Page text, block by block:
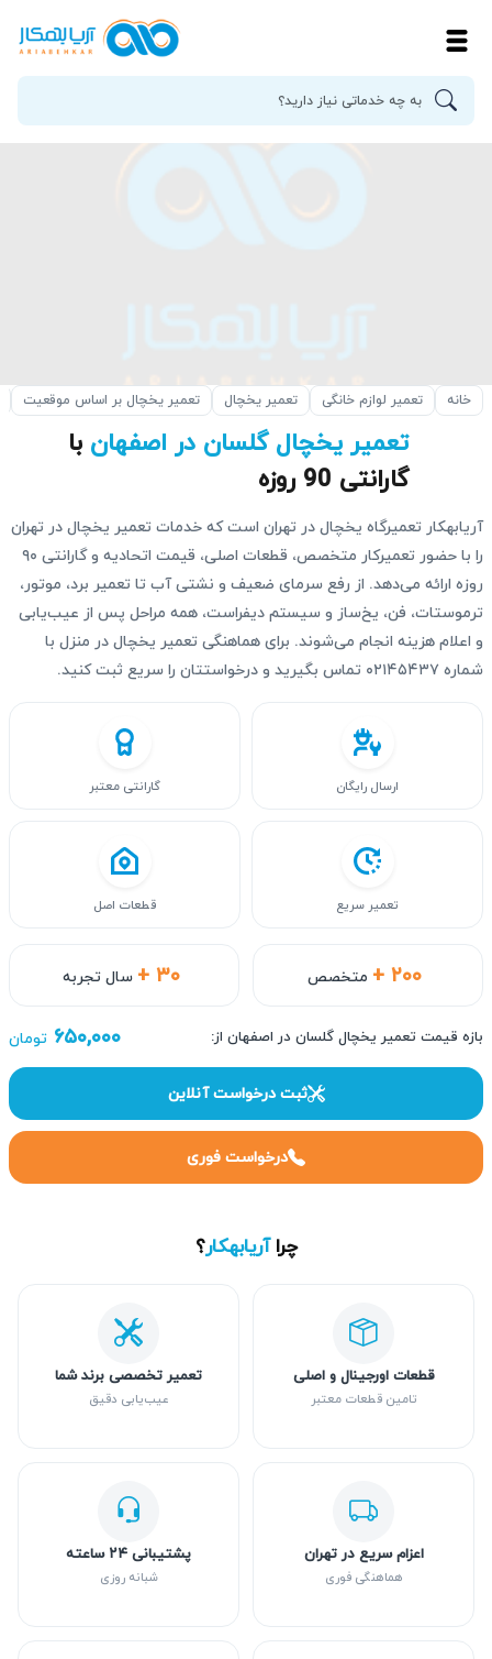
خانه تعمیر لوازم خانگی تعمیر یخچال تعمیر یخچال بر اساس موقعیت
تعمیر یخچال گلسان در اصفهان با
گارانتی 90 روزه
آریابهکار تعمیرگاه یخچال در تهران است که خدمات تعمیر یخچال در تهران
را با حضور تعمیرکار متخصص، قطعات اصلی، قیمت اتحادیه و گارانتی ۹۰
روزه ارائه می‌دهد. از رفع سرمای ضعیف و نشتی آب تا تعمیر برد، موتور،
ترموستات، فن، یخ‌ساز و سیستم دیفراست، همه مراحل پس از عیب‌یابی
و اعلام هزینه انجام می‌شوند. برای هماهنگی تعمیر یخچال در منزل با
شماره ۰۲۱۴۵۴۳۷ تماس بگیرید و درخواستتان را سریع ثبت کنید.
+ ۲۰۰ متخصص + ۳۰ سال تجربه
ارسال رایگان گارانتی معتبر
تعمیر سریع قطعات اصل
بازه قیمت تعمیر یخچال گلسان در اصفهان از: ۶۵۰,۰۰۰ تومان
ثبت درخواست آنلاین
درخواست فوری
چراآریابهکار؟
قطعات اورجینال و اصلی
تامین قطعات معتبر
تعمیر تخصصی برند شما
عیب‌یابی دقیق
اعزام سریع در تهران
هماهنگی فوری
پشتیبانی ۲۴ ساعته
شبانه روزی